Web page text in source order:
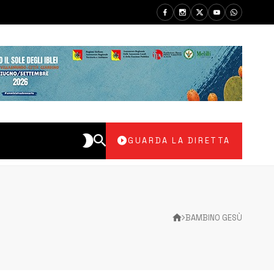
GUARDA LA DIRETTA
BAMBINO GESÙ